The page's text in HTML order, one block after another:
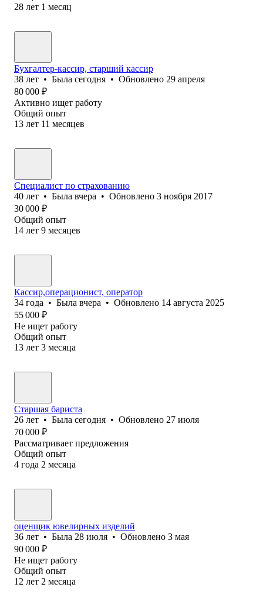
28 лет 1 месяц
Бухгалтер-кассир, старший кассир
38 лет • Была сегодня • Обновлено 29 апреля
80 000 ₽
Активно ищет работу
Общий опыт
13 лет 11 месяцев
Специалист по страхованию
40 лет • Была вчера • Обновлено 3 ноября 2017
30 000 ₽
Общий опыт
14 лет 9 месяцев
Кассир,операционист, оператор
34 года • Была вчера • Обновлено 14 августа 2025
55 000 ₽
Не ищет работу
Общий опыт
13 лет 3 месяца
Старшая бариста
26 лет • Была сегодня • Обновлено 27 июля
70 000 ₽
Рассматривает предложения
Общий опыт
4 года 2 месяца
оценщик ювелирных изделий
36 лет • Была 28 июля • Обновлено 3 мая
90 000 ₽
Не ищет работу
Общий опыт
12 лет 2 месяца